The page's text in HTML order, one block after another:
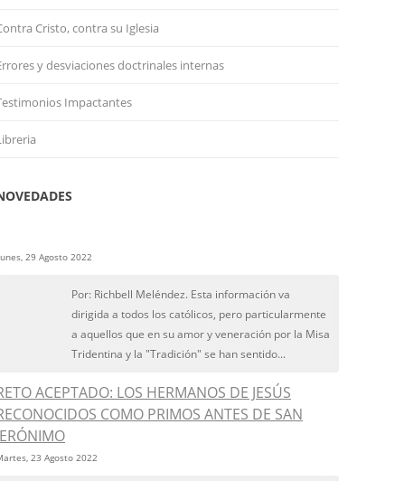
Cristo, contra su Iglesia
y desviaciones doctrinales internas
Impactantes
29 Agosto 2022
Por: Richbell Meléndez. Esta información va
dirigida a todos los católicos, pero particularmente
a aquellos que en su amor y veneración por la Misa
Tridentina y la "Tradición" se han sentido...
ACEPTADO: LOS HERMANOS DE JESÚS
COMO PRIMOS ANTES DE SAN
23 Agosto 2022